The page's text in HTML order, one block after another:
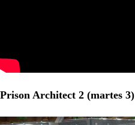
Prison Architect 2 (martes 3)